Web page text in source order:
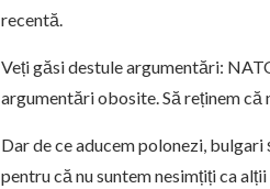
recentă.
Veți găsi destule argumentări:
argumentări obosite. Să reținem că
Dar de ce aducem polonezi, bulgari
pentru că nu suntem nesimțiți ca